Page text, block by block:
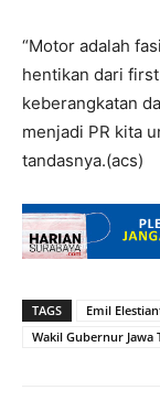
“Motor adalah
hentikan dari
keberangkatan
menjadi PR kita
tandasnya.(acs)
TAGS Emil
Wakil Gubernur Jawa